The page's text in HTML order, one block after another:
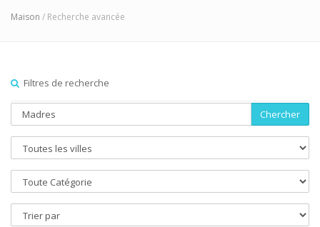
Maison / Recherche avancée
Filtres de recherche
Chercher